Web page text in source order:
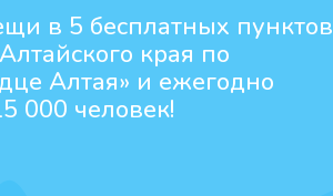
в 5 бесплатных пунктов
края по
Алтая» и ежегодно
000 человек!